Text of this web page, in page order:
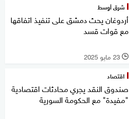
شرق أوسط
أردوغان يحث دمشق على تنفيذ اتفاقها
مع قوات قسد
l 23 مايو 2025
اقتصاد
صندوق النقد يجري محادثات اقتصادية
"مفيدة" مع الحكومة السورية